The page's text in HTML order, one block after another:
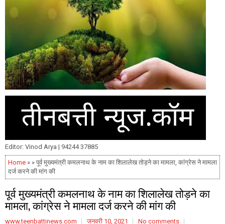
Editor: Vinod Arya | 94244 37885
Home » » पूर्व मुख्यमंत्री कमलनाथ के नाम का शिलालेख तोड़ने का मामला, कांग्रेस ने मामला
दर्ज करने की मांग की
पूर्व मुख्यमंत्री कमलनाथ के नाम का शिलालेख तोड़ने का
मामला, कांग्रेस ने मामला दर्ज करने की मांग की
www.teenbattinews.com जनवरी 10, 2021 No comments